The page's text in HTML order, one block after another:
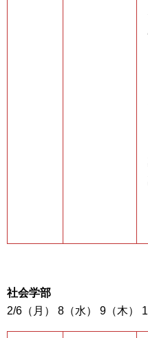
社会学部
2/6（月） 8（水） 9（木）